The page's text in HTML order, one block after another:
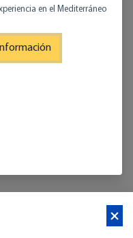
en el Mediterráneo